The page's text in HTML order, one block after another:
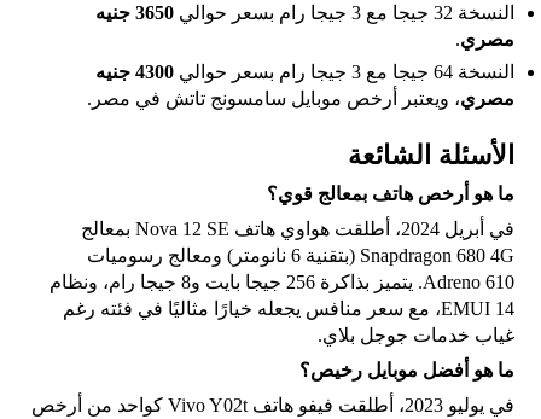
النسخة 32 جيجا مع 3 جيجا رام بسعر حوالي
3650 جنيه
مصري.
النسخة 64 جيجا مع 3 جيجا رام بسعر حوالي
4300 جنيه
مصري، ويعتبر أرخص موبايل سامسونج تاتش في مصر.
الأسئلة الشائعة
ما هو أرخص هاتف بمعالج قوي؟
في أبريل 2024، أطلقت هواوي هاتف Nova 12 SE بمعالج
Snapdragon 680 4G (بتقنية 6 نانومتر) ومعالج رسوميات
Adreno 610. يتميز بذاكرة 256 جيجا بايت و8 جيجا رام، ونظام
EMUI 14، مع سعر منافس يجعله خيارًا مثاليًا في فئته رغم
غياب خدمات جوجل بلاي.
ما هو أفضل موبايل رخيص؟
في يوليو 2023، أطلقت فيفو هاتف Vivo Y02t كواحد من أرخص